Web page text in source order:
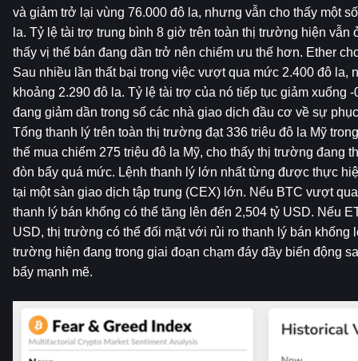
và giảm trở lại vùng 76.000 đô la, nhưng vẫn cho thấy một
la. Tỷ lệ tài trợ trung bình 8 giờ trên toàn thị trường hiện vẫn
thấy vị thế bán đang dần trở nên chiếm ưu thế hơn. Ether
Sau nhiều lần thất bại trong việc vượt qua mức 2.400 đô la,
khoảng 2.290 đô la. Tỷ lệ tài trợ của nó tiếp tục giảm xuống
đang giảm dần trong số các nhà giao dịch đầu cơ về sự
Tổng thanh lý trên toàn thị trường đạt 336 triệu đô la Mỹ
thế mua chiếm 275 triệu đô la Mỹ, cho thấy thị trường đang
đòn bẩy quá mức. Lệnh thanh lý lớn nhất từng được thực
tại một sàn giao dịch tập trung (CEX) lớn. Nếu BTC vượt
thanh lý bán khống có thể tăng lên đến 2,504 tỷ USD. Nếu
USD, thị trường có thể đối mặt với rủi ro thanh lý bán khống
trường hiện đang trong giai đoạn chạm đáy đầy biến động
bẩy mạnh mẽ.